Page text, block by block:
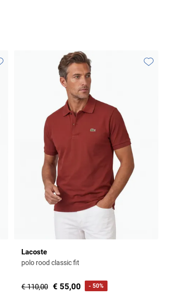
aan favorieten
Lacoste
polo rood classic fit
€ 110,00 € 55,00 - 50%